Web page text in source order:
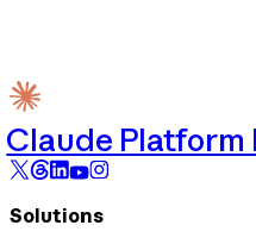
Claude Platform
Solutions